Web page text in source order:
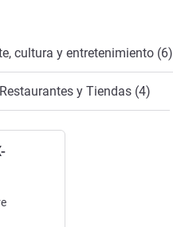
cultura y entretenimiento (6)
Restaurantes y Tiendas (4)